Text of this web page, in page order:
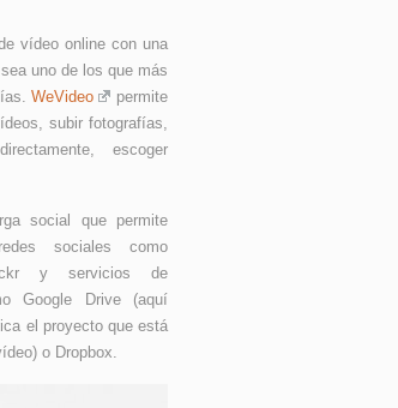
vídeo online con una
uno de los que más
WeVideo
permite
subir fotografías,
escoger
social que permite
sociales como
y servicios de
Google Drive (aquí
el proyecto que está
o Dropbox.